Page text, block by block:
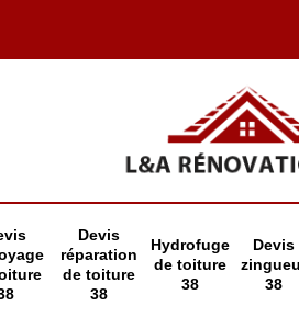
Devis
réparation
de toiture
38
Hydrofuge
de toiture
38
Devis
38